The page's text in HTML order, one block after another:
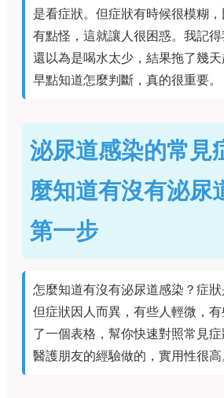
是看症狀。但症狀有時候很模糊
有點怪，這就讓人很困惑。我記得
還以為是喝水太少，結果拖了幾天
早點知道怎麼判斷，真的很重要。
泌尿道感染的常見
麼知道有沒有泌尿
第一步
怎麼知道有沒有泌尿道感染？症狀
但症狀因人而異，有些人輕微，
了一個表格，幫你快速對照常見
醫護朋友的經驗做的，實用性很高